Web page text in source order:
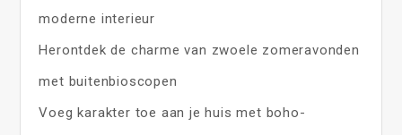
moderne interieur
Herontdek de charme van zwoele zomeravonden
met buitenbioscopen
Voeg karakter toe aan je huis met boho-